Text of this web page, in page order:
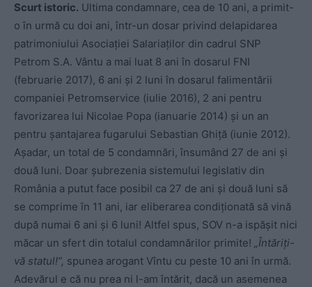
Scurt istoric. Ultima condamnare, cea de 10 ani, a primit-
o în urmă cu doi ani, într-un dosar privind delapidarea
patrimoniului Asociaţiei Salariaţilor din cadrul SNP
Petrom S.A. Vântu a mai luat 8 ani în dosarul FNI
(februarie 2017), 6 ani şi 2 luni în dosarul falimentării
companiei Petromservice (iulie 2016), 2 ani pentru
favorizarea lui Nicolae Popa (ianuarie 2014) și un an
pentru şantajarea fugarului Sebastian Ghiţă (iunie 2012).
Așadar, un total de 5 condamnări, însumând 27 de ani și
două luni. Doar șubrezenia sistemului legislativ din
România a putut face posibil ca 27 de ani și două luni să
se comprime în 11 ani, iar eliberarea condiționată să vină
după numai 6 ani și 6 luni! Altfel spus, SOV n-a ispășit nici
măcar un sfert din totalul condamnărilor primite! „Întăriți-
vă statul!”, spunea arogant Vîntu cu peste 10 ani în urmă.
Adevărul e că nu prea ni l-am întărit, dacă un asemenea